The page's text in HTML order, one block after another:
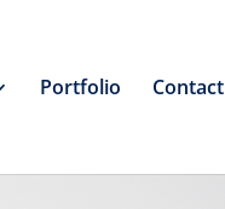
Portfolio Contact